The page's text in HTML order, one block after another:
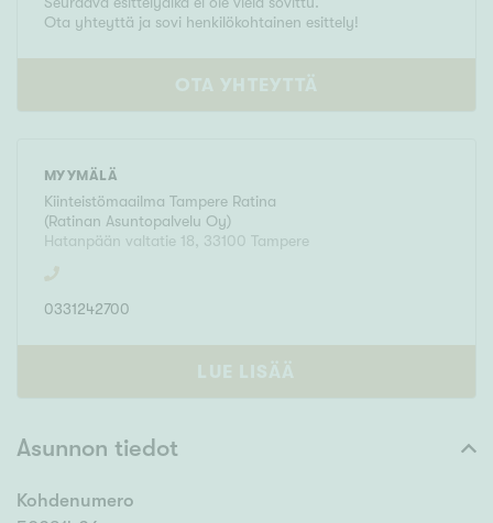
Ota yhteyttä ja sovi henkilökohtainen esittely!
OTA YHTEYTTÄ
MYYMÄLÄ
Kiinteistömaailma Tampere Ratina
(Ratinan Asuntopalvelu Oy)
Hatanpään valtatie 18, 33100 Tampere
0331242700
LUE LISÄÄ
Asunnon tiedot
Kohdenumero